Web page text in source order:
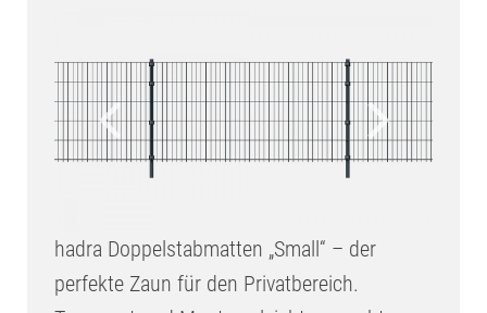
hadra Doppelstabmatten „Small“ – der
perfekte Zaun für den Privatbereich.